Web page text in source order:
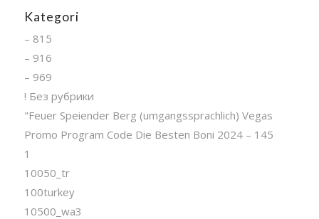
Kategori
– 815
– 916
– 969
! Без рубрики
"Feuer Speiender Berg (umgangssprachlich) Vegas
Promo Program Code Die Besten Boni 2024 – 145
1
10050_tr
100turkey
10500_wa3